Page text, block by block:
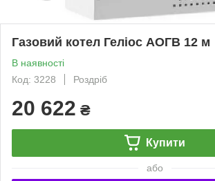
Газовий котел Геліос АОГВ 12 м
В наявності
Код: 3228
Роздріб
20 622 ₴
Купити
або